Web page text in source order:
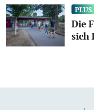
Die
sich